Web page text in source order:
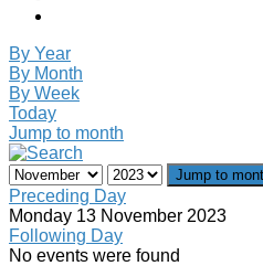
By Year
By Month
By Week
Today
Jump to month
Jump to
Preceding Day
Monday 13 November 2023
Following Day
No events were found